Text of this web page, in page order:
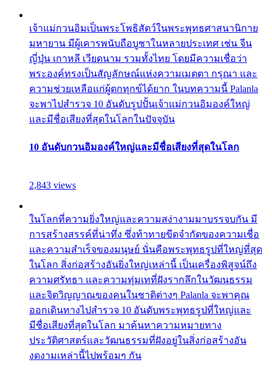
เจ้าแม่กวนอิมเป็นพระโพธิสัตว์ในพระพุทธศาสนานิกาย
มหายาน มีผู้เคารพนับถือบูชาในหลายประเทศ เช่น จีน
ญี่ปุ่น เกาหลี เวียดนาม รวมทั้งไทย โดยมีความเชื่อว่า
พระองค์ทรงเป็นสัญลักษณ์แห่งความเมตตา กรุณา และ
ความช่วยเหลือแก่ผู้ตกทุกข์ได้ยาก ในบทความนี้ Palanla
จะพาไปสำรวจ 10 อันดับรูปปั้นเจ้าแม่กวนอิมองค์ใหญ่
และมีชื่อเสียงที่สุดในโลกในปัจจุบัน
10 อันดับกวนอิมองค์ใหญ่และมีชื่อเสียงที่สุดในโลก
2,843 views
ในโลกที่ความยิ่งใหญ่และความสง่างามมาบรรจบกัน มี
การสร้างสรรค์ที่น่าทึ่ง ซึ่งท้าทายขีดจำกัดของความเชื่อ
และความสำเร็จของมนุษย์ นั่นคือพระพุทธรูปที่ใหญ่ที่สุด
ในโลก สิ่งก่อสร้างอันยิ่งใหญ่เหล่านี้ เป็นเครื่องพิสูจน์ถึง
ความศรัทธา และความทุ่มเทที่ฝังรากลึกในวัฒนธรรม
และจิตวิญญาณของคนในชาติต่างๆ Palanla จะพาคุณ
ออกเดินทางไปสำรวจ 10 อันดับพระพุทธรูปที่ใหญ่และ
มีชื่อเสียงที่สุดในโลก มาค้นหาความหมายทาง
ประวัติศาสตร์และวัฒนธรรมที่ฝังอยู่ในสิ่งก่อสร้างอัน
งดงามเหล่านี้ไปพร้อมๆ กัน